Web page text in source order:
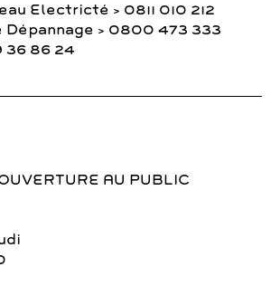
Electricté > 0811 010 212
Dépannage > 0800 473 333
36 86 24
AU PUBLIC